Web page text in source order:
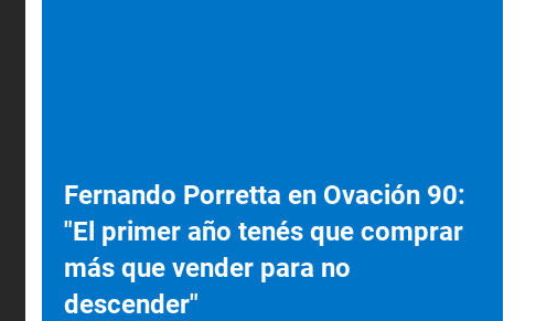
Fernando Porretta en Ovación 90:
"El primer año tenés que comprar
más que vender para no
descender"